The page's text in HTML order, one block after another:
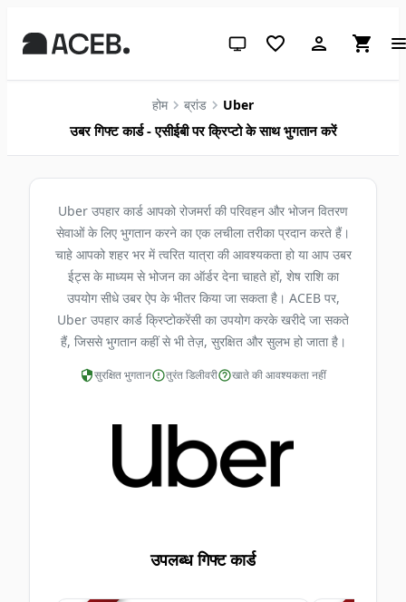
सिस्टम थीम (लाइट के लिए क्लिक करें)
होम ब्रांड Uber
उबर गिफ्ट कार्ड - एसीईबी पर क्रिप्टो के साथ भुगतान करें
Uber उपहार कार्ड आपको रोजमर्रा की परिवहन और भोजन वितरण
सेवाओं के लिए भुगतान करने का एक लचीला तरीका प्रदान करते हैं।
चाहे आपको शहर भर में त्वरित यात्रा की आवश्यकता हो या आप उबर
ईट्स के माध्यम से भोजन का ऑर्डर देना चाहते हों, शेष राशि का
उपयोग सीधे उबर ऐप के भीतर किया जा सकता है। ACEB पर,
Uber उपहार कार्ड क्रिप्टोकरेंसी का उपयोग करके खरीदे जा सकते
हैं, जिससे भुगतान कहीं से भी तेज़, सुरक्षित और सुलभ हो जाता है।
सुरक्षित भुगतान तुरंत डिलीवरी खाते की आवश्यकता नहीं
उपलब्ध गिफ्ट कार्ड